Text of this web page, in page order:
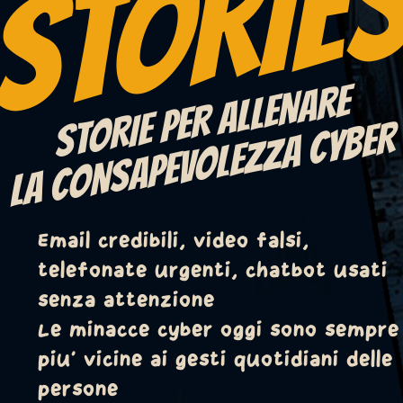
STORIE PER ALLENARE
LA CONSAPEVOLEZZA CYBER
Email credibili, video falsi,
telefonate urgenti, chatbot usati
senza attenzione
Le minacce cyber oggi sono sempre
piu' vicine ai gesti quotidiani delle
persone